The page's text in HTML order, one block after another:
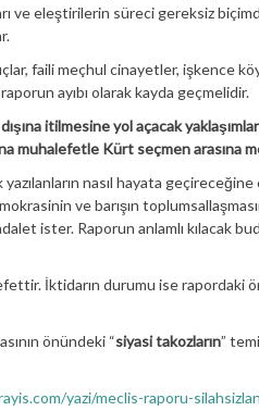
ve eleştirilerin süreci gereksiz
faili meçhul cinayetler, işkence
ayıbı olarak kayda geçmelidir.
itilmesine yol açacak
muhalefetle Kürt seçmen arasına
nasıl hayata
ve barışın
ister. Raporun anlamlı kılacak
İktidarın durumu ise rapordaki
önündeki “siyasi takozların”
yazi/meclis-raporu-